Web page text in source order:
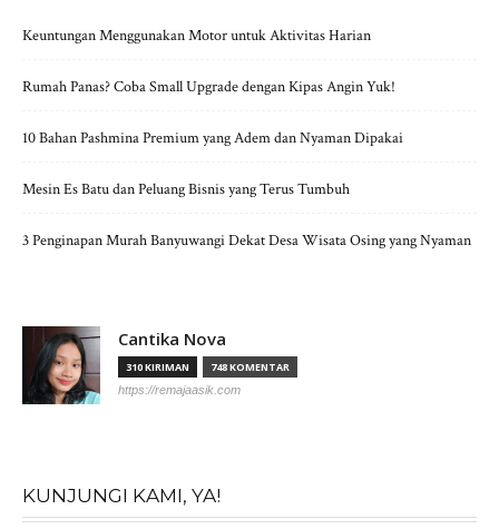
Keuntungan Menggunakan Motor untuk Aktivitas Harian
Rumah Panas? Coba Small Upgrade dengan Kipas Angin Yuk!
10 Bahan Pashmina Premium yang Adem dan Nyaman Dipakai
Mesin Es Batu dan Peluang Bisnis yang Terus Tumbuh
3 Penginapan Murah Banyuwangi Dekat Desa Wisata Osing yang Nyaman
Cantika Nova
310 KIRIMAN 748 KOMENTAR
https://remajaasik.com
KUNJUNGI KAMI, YA!